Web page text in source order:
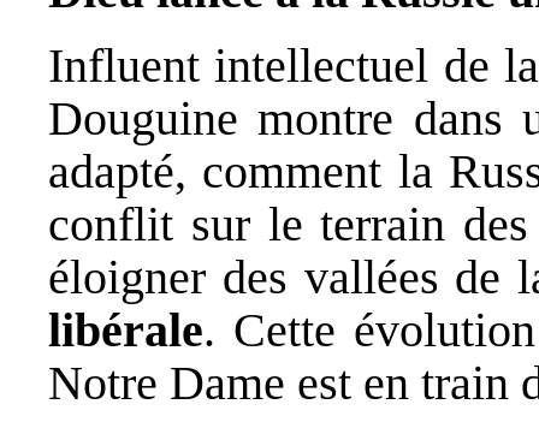
Influent intellectuel de
Douguine montre dans
adapté, comment la
conflit sur le terrain
éloigner des vallées de
libérale. Cette
Notre Dame est en